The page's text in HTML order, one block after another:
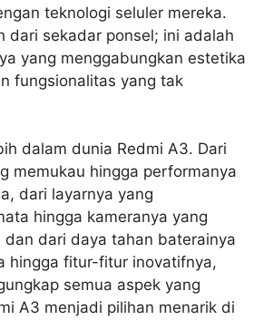
teknologi seluler mereka.
dari sekadar ponsel; ini adalah
yang menggabungkan estetika
fungsionalitas yang tak
dalam dunia Redmi A3. Dari
memukau hingga performanya
dari layarnya yang
hingga kameranya yang
dan dari daya tahan baterainya
hingga fitur-fitur inovatifnya,
semua aspek yang
A3 menjadi pilihan menarik di